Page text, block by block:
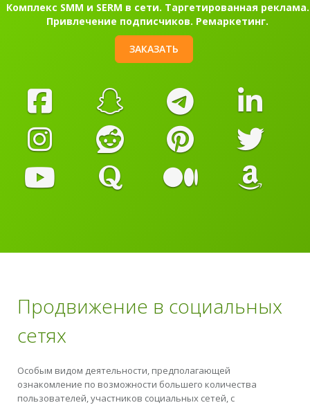
Комплекс SMM и SERM в сети. Таргетированная реклама.
Привлечение подписчиков. Ремаркетинг.
ЗАКАЗАТЬ
Продвижение в социальных
сетях
Особым видом деятельности, предполагающей
ознакомление по возможности большего количества
пользователей, участников социальных сетей, с